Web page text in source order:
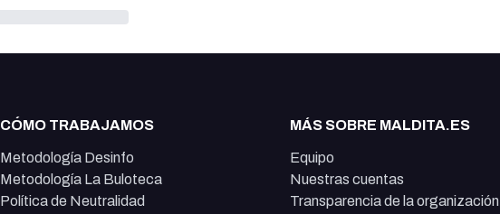
CÓMO TRABAJAMOS
Metodología Desinfo
Metodología La Buloteca
Política de Neutralidad
MÁS SOBRE MALDITA.ES
Equipo
Nuestras cuentas
Transparencia de la organización